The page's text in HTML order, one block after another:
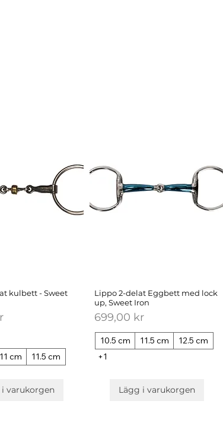
kulbett - Sweet
11 cm 11.5 cm
i varukorgen
Lippo 2-delat Eggbett med lock
up, Sweet Iron
Pris
699,00 kr
10.5 cm 11.5 cm
12.5 cm
+1
Lägg i varukorgen